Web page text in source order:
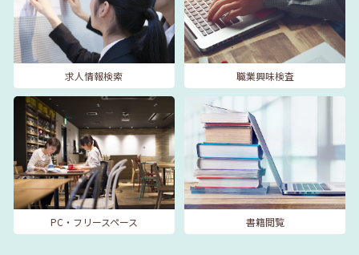
求人情報検索 職業興味検査
PC・フリースペース 書籍閲覧